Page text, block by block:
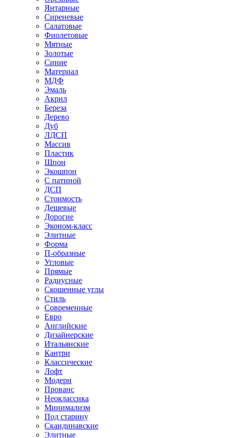
Янтарные
Сиреневые
Салатовые
Фиолетовые
Мятные
Золотые
Синие
Материал
МДФ
Эмаль
Акрил
Береза
Дерево
Дуб
ЛДСП
Массив
Пластик
Шпон
Экошпон
С патиной
ДСП
Стоимость
Дешевые
Дорогие
Эконом-класс
Элитные
Форма
П-образные
Угловые
Прямые
Радиусные
Скошенные углы
Стиль
Современные
Евро
Английские
Дизайнерские
Итальянские
Кантри
Классические
Лофт
Модерн
Прованс
Неоклассика
Минимализм
Под старину
Скандинавские
Элитные